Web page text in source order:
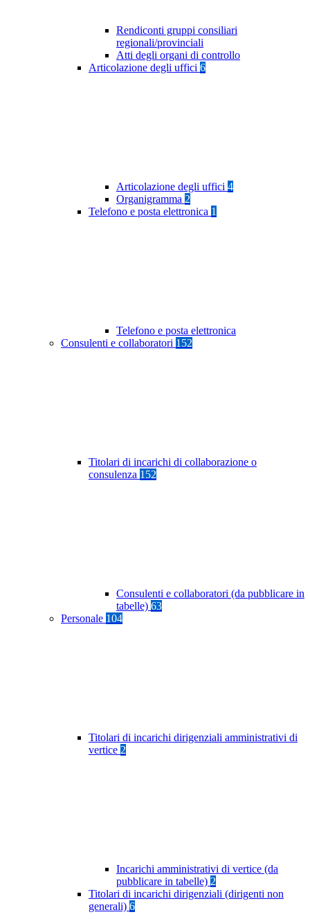
Rendiconti gruppi consiliari
regionali/provinciali
Atti degli organi di controllo
Articolazione degli uffici 6
Articolazione degli uffici 4
Organigramma 2
Telefono e posta elettronica 1
Telefono e posta elettronica
Consulenti e collaboratori 152
Titolari di incarichi di collaborazione o
consulenza 152
Consulenti e collaboratori (da pubblicare in
tabelle) 63
Personale 104
Titolari di incarichi dirigenziali amministrativi di
vertice 2
Incarichi amministrativi di vertice (da
pubblicare in tabelle) 2
Titolari di incarichi dirigenziali (dirigenti non
generali) 6